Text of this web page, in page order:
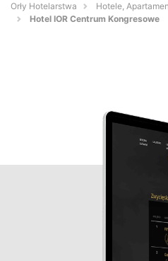
Orły Hotelarstwa
Hotele,
Hotel IOR Centrum Kongresowe